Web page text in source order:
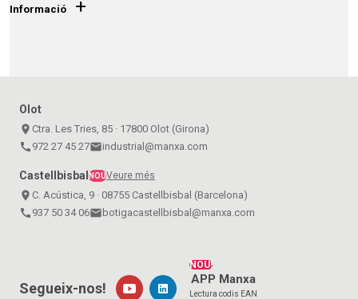
Informació +
Olot
place Ctra. Les Tries, 85 · 17800 Olot (Girona)
call 972 27 45 27emailindustrial@manxa.com
CastellbisbalNOUVeure més
place C. Acústica, 9 · 08755 Castellbisbal (Barcelona)
call 937 50 34 06emailbotigacastellbisbal@manxa.com
NOU!
APP Manxa
Lectura codis EAN
Segueix-nos!